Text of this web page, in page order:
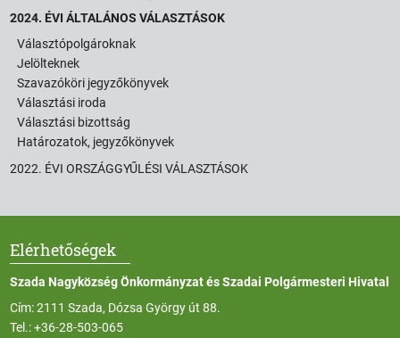
2024. ÉVI ÁLTALÁNOS VÁLASZTÁSOK
Választópolgároknak
Jelölteknek
Szavazóköri jegyzőkönyvek
Választási iroda
Választási bizottság
Határozatok, jegyzőkönyvek
2022. ÉVI ORSZÁGGYŰLÉSI VÁLASZTÁSOK
Elérhetőségek
Szada Nagyközség Önkormányzat és Szadai Polgármesteri Hivatal
Cím: 2111 Szada, Dózsa György út 88.
Tel.:+36-28-503-065